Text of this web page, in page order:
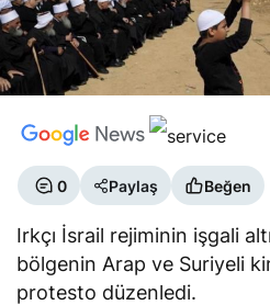
0 Paylaş Beğen
Irkçı İsrail rejiminin işgali
bölgenin Arap ve Suriyeli
protesto düzenledi.